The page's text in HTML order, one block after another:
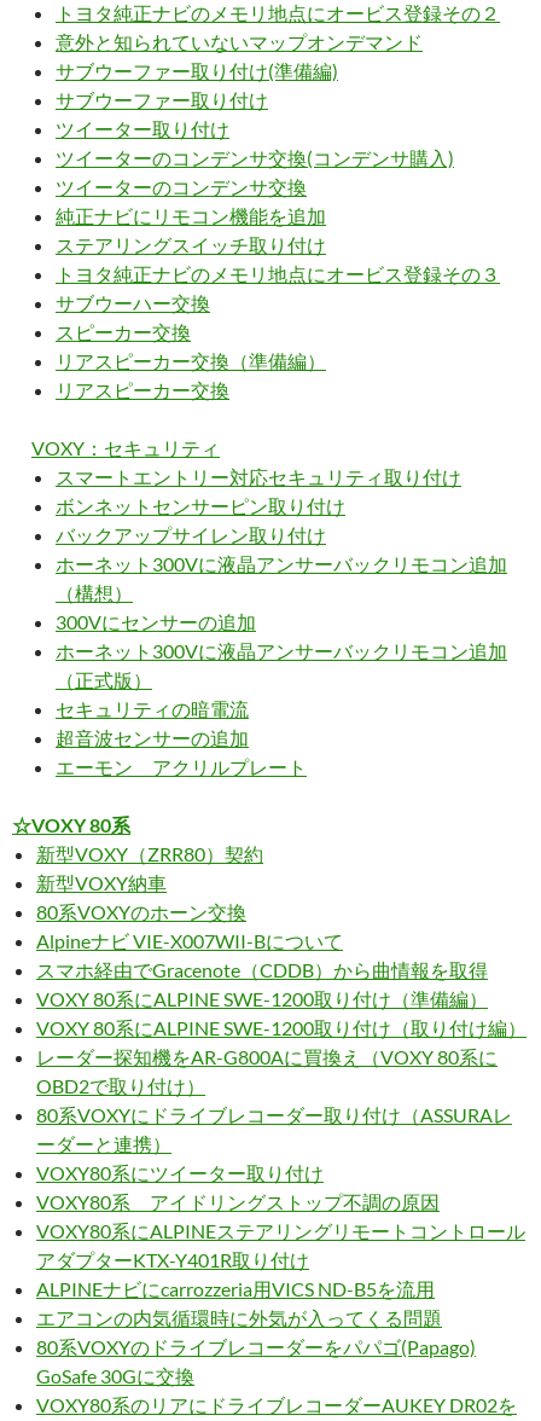
トヨタ純正ナビのメモリ地点にオービス登録その２
意外と知られていないマップオンデマンド
サブウーファー取り付け(準備編)
サブウーファー取り付け
ツイーター取り付け
ツイーターのコンデンサ交換(コンデンサ購入)
ツイーターのコンデンサ交換
純正ナビにリモコン機能を追加
ステアリングスイッチ取り付け
トヨタ純正ナビのメモリ地点にオービス登録その３
サブウーハー交換
スピーカー交換
リアスピーカー交換（準備編）
リアスピーカー交換
VOXY：セキュリティ
スマートエントリー対応セキュリティ取り付け
ボンネットセンサーピン取り付け
バックアップサイレン取り付け
ホーネット300Vに液晶アンサーバックリモコン追加
（構想）
300Vにセンサーの追加
ホーネット300Vに液晶アンサーバックリモコン追加
（正式版）
セキュリティの暗電流
超音波センサーの追加
エーモン アクリルプレート
☆VOXY 80系
新型VOXY（ZRR80）契約
新型VOXY納車
80系VOXYのホーン交換
Alpineナビ VIE-X007WII-Bについて
スマホ経由でGracenote（CDDB）から曲情報を取得
VOXY 80系にALPINE SWE-1200取り付け（準備編）
VOXY 80系にALPINE SWE-1200取り付け（取り付け編）
レーダー探知機をAR-G800Aに買換え（VOXY 80系に
OBD2で取り付け）
80系VOXYにドライブレコーダー取り付け（ASSURAレ
ーダーと連携）
VOXY80系にツイーター取り付け
VOXY80系 アイドリングストップ不調の原因
VOXY80系にALPINEステアリングリモートコントロール
アダプターKTX-Y401R取り付け
ALPINEナビにcarrozzeria用VICS ND-B5を流用
エアコンの内気循環時に外気が入ってくる問題
80系VOXYのドライブレコーダーをパパゴ(Papago)
GoSafe 30Gに交換
VOXY80系のリアにドライブレコーダーAUKEY DR02を